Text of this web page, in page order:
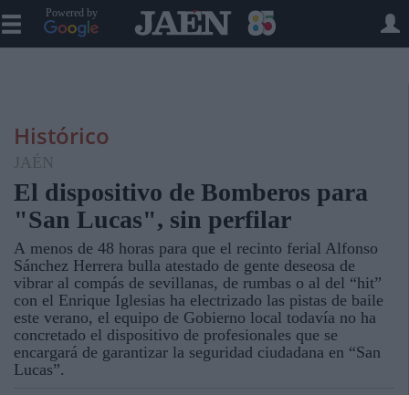
Powered by
Histórico
JAÉN
El dispositivo de Bomberos para
"San Lucas", sin perfilar
A menos de 48 horas para que el recinto ferial Alfonso
Sánchez Herrera bulla atestado de gente deseosa de
vibrar al compás de sevillanas, de rumbas o al del “hit”
con el Enrique Iglesias ha electrizado las pistas de baile
este verano, el equipo de Gobierno local todavía no ha
concretado el dispositivo de profesionales que se
encargará de garantizar la seguridad ciudadana en “San
Lucas”.